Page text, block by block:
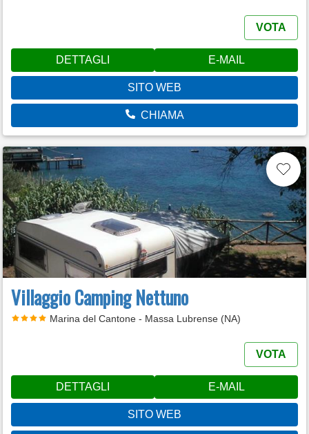
VOTA
DETTAGLI E-MAIL
SITO WEB
CHIAMA
Villaggio Camping Nettuno
Marina del Cantone - Massa Lubrense (NA)
VOTA
DETTAGLI E-MAIL
SITO WEB